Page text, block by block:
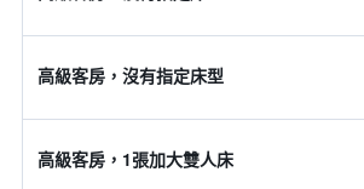
高級客房，沒有指定床型
高級客房，1張加大雙人床